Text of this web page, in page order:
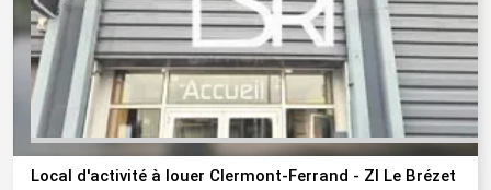
Local d'activité à louer Clermont-Ferrand - ZI Le Brézet